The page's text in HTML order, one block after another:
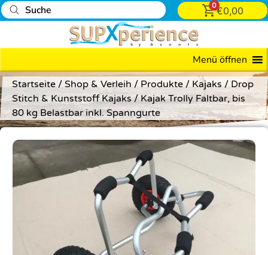
0€0,00
Menü öffnen
Startseite / Shop & Verleih / Produkte / Kajaks / Drop
Stitch & Kunststoff Kajaks/ Kajak Trolly Faltbar, bis
80 kg Belastbar inkl. Spanngurte